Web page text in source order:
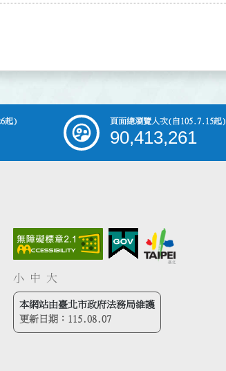
起) 頁面總瀏覽人次(自105.7.15起)
90,413,261
小 中 大
本網站由臺北市政府法務局維護
更新日期： 115.08.07